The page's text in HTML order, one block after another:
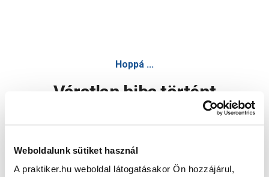
Weboldalunk sütiket használ
A praktiker.hu weboldal látogatásakor Ön hozzájárul,
Hoppá ...
Váratlan hiba történt
Oldal újratöltése